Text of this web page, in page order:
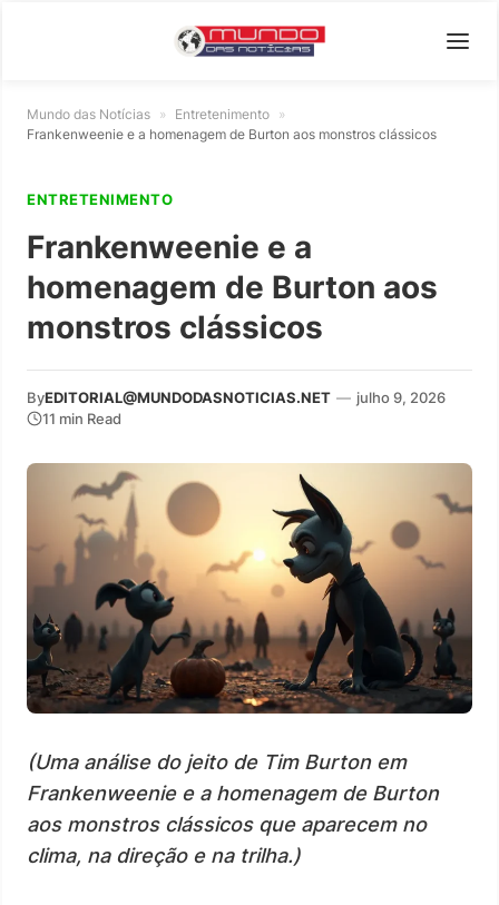
Mundo das Notícias » Entretenimento »
Frankenweenie e a homenagem de Burton aos monstros clássicos
ENTRETENIMENTO
Frankenweenie e a
homenagem de Burton aos
monstros clássicos
ByEDITORIAL@MUNDODASNOTICIAS.NET — julho 9, 2026
11 min Read
(Uma análise do jeito de Tim Burton em
Frankenweenie e a homenagem de Burton
aos monstros clássicos que aparecem no
clima, na direção e na trilha.)